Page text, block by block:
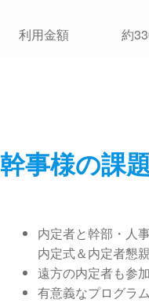
利用金額 約
幹事様の課
内定者と幹部・人
内定式＆内定者懇
遠方の内定者も参
有意義なプログラ